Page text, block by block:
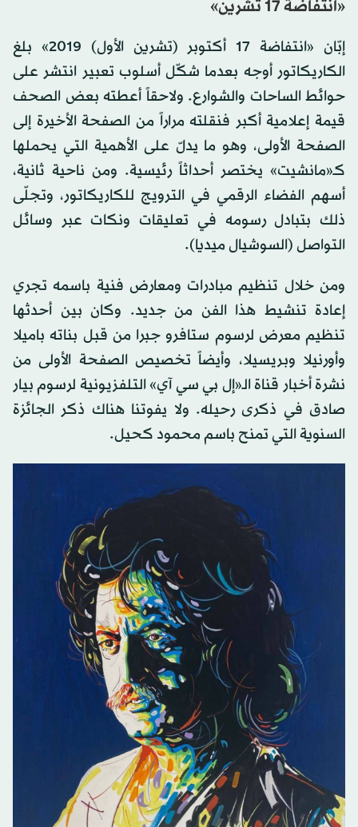
«انتفاضة 17 تشرين»
إبّان «انتفاضة 17 أكتوبر (تشرين الأول) 2019» بلغ
الكاريكاتور أوجه بعدما شكّل أسلوب تعبير انتشر على
حوائط الساحات والشوارع. ولاحقاً أعطته بعض الصحف
قيمة إعلامية أكبر فنقلته مراراً من الصفحة الأخيرة إلى
الصفحة الأولى، وهو ما يدلّ على الأهمية التي يحملها
كـ«مانشيت» يختصر أحداثاً رئيسية. ومن ناحية ثانية،
أسهم الفضاء الرقمي في الترويج للكاريكاتور، وتجلّى
ذلك بتبادل رسومه في تعليقات ونكات عبر وسائل
التواصل (السوشيال ميديا).
ومن خلال تنظيم مبادرات ومعارض فنية باسمه تجري
إعادة تنشيط هذا الفن من جديد. وكان بين أحدثها
تنظيم معرض لرسوم ستافرو جبرا من قبل بناته باميلا
وأورنيلا وبريسيلا، وأيضاً تخصيص الصفحة الأولى من
نشرة أخبار قناة الـ«إل بي سي آي» التلفزيونية لرسوم بيار
صادق في ذكرى رحيله. ولا يفوتنا هناك ذكر الجائزة
السنوية التي تمنح باسم محمود كحيل.